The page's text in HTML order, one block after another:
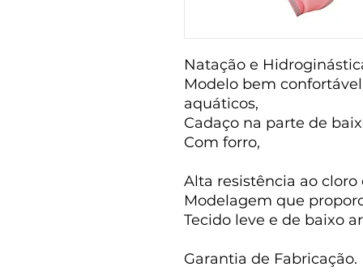
Natação e
Modelo bem
aquáticos,
Cadaço na parte de
Com forro,
Alta resistência ao cloro
Modelagem que
Tecido leve e de baixo
Garantia de Fabricação.